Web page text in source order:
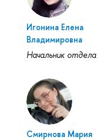
Игонина Елена
Владимировна
Начальник отдела
Смирнова Мария